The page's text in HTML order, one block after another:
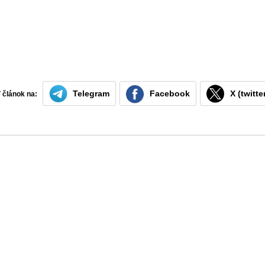
článok na: Telegram Facebook X